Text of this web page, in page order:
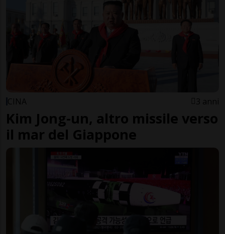
CINA 3 anni
Kim Jong-un, altro missile verso
il mar del Giappone